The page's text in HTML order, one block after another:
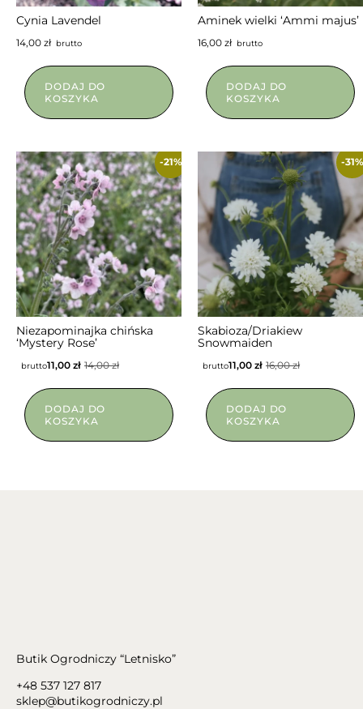
NIEDOSTĘPNY
Cynia Lavendel
14,00 złbrutto
DODAJ DO
KOSZYKA
NIEDOSTĘPNY
Aminek wielki ‘Ammi majus’
16,00 złbrutto
DODAJ DO
KOSZYKA
-21%
Niezapominajka chińska
‘Mystery Rose’
14,00zł
11,00 zł
brutto
DODAJ DO
KOSZYKA
-31%
Skabioza/Driakiew
Snowmaiden
16,00zł
11,00 zł
brutto
DODAJ DO
KOSZYKA
Butik Ogrodniczy “Letnisko”
+48 537 127 817
sklep@butikogrodniczy.pl